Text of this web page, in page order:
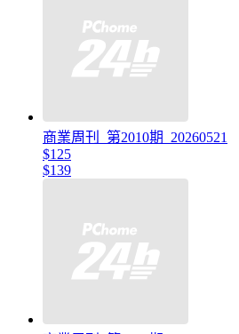
商業周刊_第2010期_20260521
$125
$139